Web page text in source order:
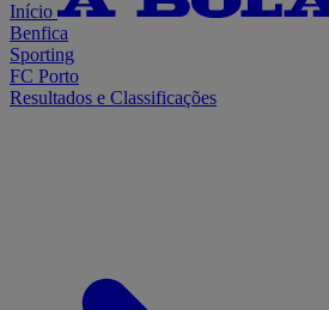
Início
Benfica
Sporting
FC Porto
Resultados e Classificações